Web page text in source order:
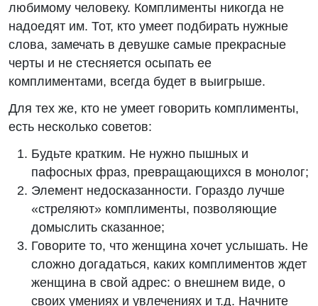
любимому человеку. Комплименты никогда не
надоедят им. Тот, кто умеет подбирать нужные
слова, замечать в девушке самые прекрасные
черты и не стесняется осыпать ее
комплиментами, всегда будет в выигрыше.
Для тех же, кто не умеет говорить комплименты,
есть несколько советов:
Будьте кратким. Не нужно пышных и
пафосных фраз, превращающихся в монолог;
Элемент недосказанности. Гораздо лучше
«стреляют» комплименты, позволяющие
домыслить сказанное;
Говорите то, что женщина хочет услышать. Не
сложно догадаться, каких комплиментов ждет
женщина в свой адрес: о внешнем виде, о
своих умениях и увлечениях и т.д. Начните